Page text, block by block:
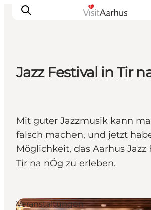
Städte und Regionen
Reiseplanung
Transport
Jazz Festival in Tir
Mit guter Jazzmusik kann
falsch machen, und jetzt
Möglichkeit, das Aarhus Jazz
Tir na nÓg zu erleben.
Veranstaltungen